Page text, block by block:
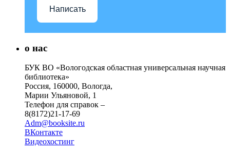
Написать
о нас
БУК ВО «Вологодская областная универсальная научная
библиотека»
Россия, 160000, Вологда,
Марии Ульяновой, 1
Телефон для справок –
8(8172)21-17-69
Adm@booksite.ru
ВКонтакте
Видеохостинг